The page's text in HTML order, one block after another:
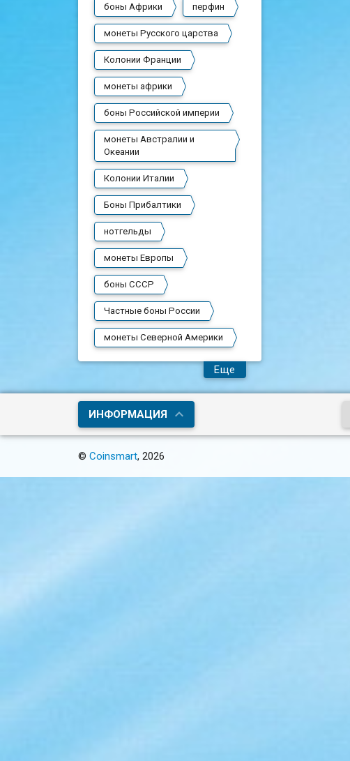
боны Африки перфин
монеты Русского царства
Колонии Франции
монеты африки
боны Российской империи
монеты Австралии и
Океании
Колонии Италии
Боны Прибалтики
нотгельды
монеты Европы
боны СССР
Частные боны России
монеты Северной Америки
Еще
ИНФОРМАЦИЯ
©Coinsmart, 2026